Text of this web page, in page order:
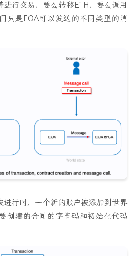
进行交易，要么转移ETH，要么调用
只是EOA可以发送的不同类型的消
进行时，一个新的账户被添加到世界
创建的合同的字节码和初始化代码